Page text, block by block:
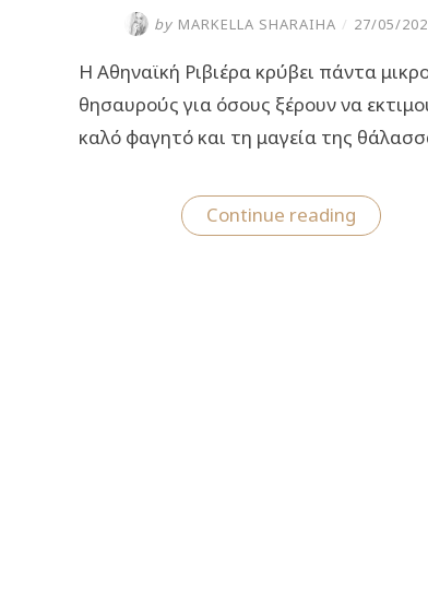
by MARKELLA SHARAIHA / 27/05/
Η Αθηναϊκή Ριβιέρα κρύβει πάντα
θησαυρούς για όσους ξέρουν να
καλό φαγητό και τη μαγεία της
Continue reading“Aloe
Cafe